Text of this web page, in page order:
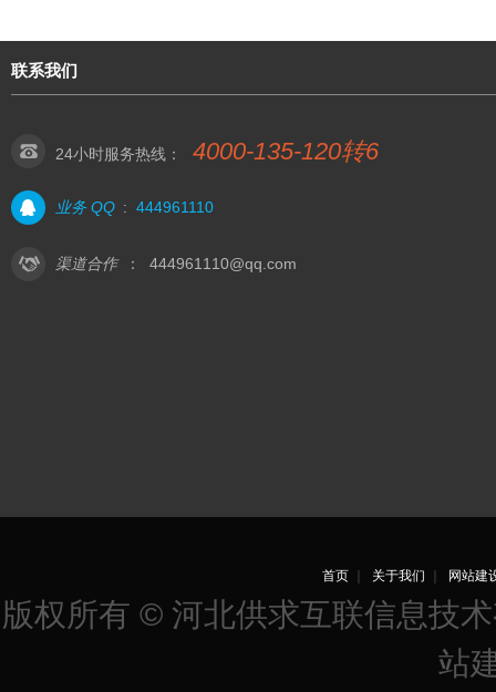
联系我们
24小时服务热线： 4000-135-120转6
业务 QQ : 444961110
渠道合作 ： 444961110@qq.com
首页｜ 关于我们 网站建
版权所有 © 河北供求互联信息技
站